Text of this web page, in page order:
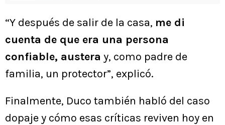
“Y después de salir de la casa, me di
cuenta de que era una persona
confiable, austera y, como padre de
familia, un protector”, explicó.
Finalmente, Duco también habló del caso
dopaje y cómo esas críticas reviven hoy en